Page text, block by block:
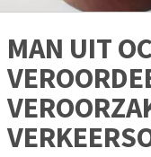
MAN UIT